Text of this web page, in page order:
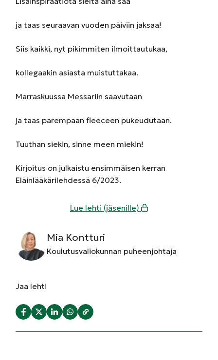
ja taas seuraavan vuoden päiviin jaksaa!
Siis kaikki, nyt pikimmiten ilmoittautukaa,
kollegaakin asiasta muistuttakaa.
Marraskuussa Messariin saavutaan
ja taas parempaan fleeceen pukeudutaan.
Tuuthan siekin, sinne meen miekin!
Kirjoitus on julkaistu ensimmäisen kerran
Eläinlääkärilehdessä 6/2023.
Lue lehti (jäsenille)
Mia Kontturi
Koulutusvaliokunnan puheenjohtaja
Jaa lehti